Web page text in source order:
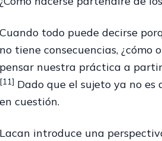
Cuando todo puede decirse
no tiene consecuencias,
pensar nuestra práctica a partir
[11] Dado que el sujeto ya no
en cuestión.
Lacan introduce una